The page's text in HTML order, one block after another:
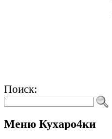
Поиск:
Меню Кухаро4ки